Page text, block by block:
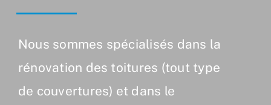
Nous sommes spécialisés dans la
rénovation des toitures (tout type
de couvertures) et dans le